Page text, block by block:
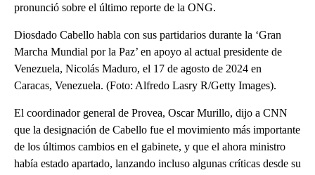
pronunció sobre el último reporte de la ONG.
Diosdado Cabello habla con sus partidarios durante la ‘Gran
Marcha Mundial por la Paz’ en apoyo al actual presidente de
Venezuela, Nicolás Maduro, el 17 de agosto de 2024 en
Caracas, Venezuela. (Foto: Alfredo Lasry R/Getty Images).
El coordinador general de Provea, Oscar Murillo, dijo a CNN
que la designación de Cabello fue el movimiento más importante
de los últimos cambios en el gabinete, y que el ahora ministro
había estado apartado, lanzando incluso algunas críticas desde su